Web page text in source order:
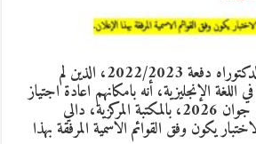
هام: ليكن في علم طلبة الدكتوراه دفعة 2022/2023، الذين لم
يتحصلوا على مستوى B2 في اللغة الإنجليزية، أنه بامكانهم اعادة اجتياز
الامتحان يوم الثلاثاء 30 جوان 2026، بالمكتبة المركزية، دالي
يكون وفق القوائم الاسمية المرفقة بهذا